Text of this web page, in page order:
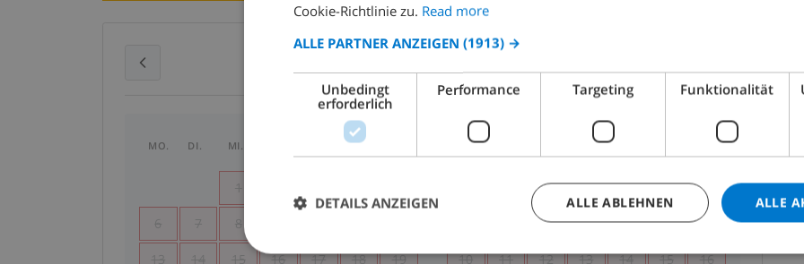
MO. DI. MI. SA.
1
6 7 8
13 14 15 16 17 18 19
MO. DO.
1 2
5 6 7 8
10 11 12 13 14 15 16
Cookie-Richtlinie zu. Read more
ALLE PARTNER ANZEIGEN (1913) →
Unbedingt
erforderlich
Performance Targeting Funktionalität
ALLE
ALLE ABLEHNEN
DETAILS ANZEIGEN